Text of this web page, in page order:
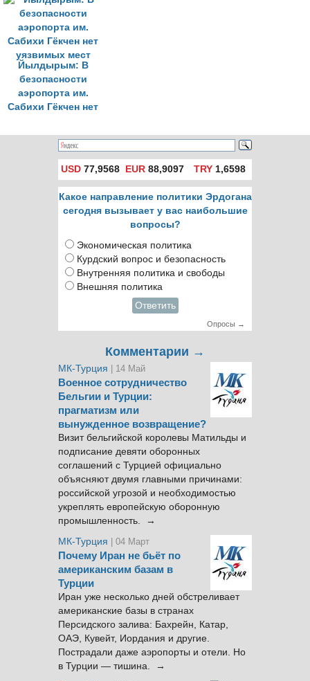
Йылдырым: В
безопасности
аэропорта им.
Сабихи Гёкчен нет
USD 77,9568 EUR 88,9097 TRY1,6598
Какое направление политики Эрдогана
сегодня вызывает у вас наибольшие
вопросы?
Экономическая политика
Курдский вопрос и безопасность
Внутренняя политика и свободы
Внешняя политика
Ответить
Опросы →
Комментарии →
МК-Турция | 14 Май
Военное сотрудничество
Бельгии и Турции:
прагматизм или
вынужденное возвращение?
Визит бельгийской королевы Матильды и
подписание девяти оборонных
соглашений с Турцией официально
объясняют двумя главными причинами:
российской угрозой и необходимостью
укреплять европейскую оборонную
промышленность. →
МК-Турция
| 04 Март
Почему Иран не бьёт по
американским базам в
Турции
Иран уже несколько дней обстреливает
американские базы в странах
Персидского залива: Бахрейн, Катар,
ОАЭ, Кувейт, Иордания и другие.
Пострадали даже аэропорты и отели. Но
в Турции — тишина. →